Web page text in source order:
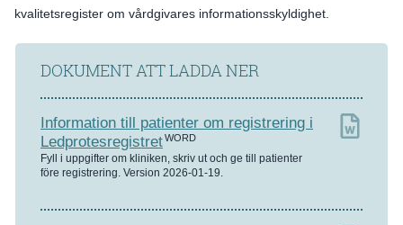
kvalitetsregister om vårdgivares informationsskyldighet.
DOKUMENT ATT LADDA NER
Information till patienter om registrering i
LedprotesregistretWORD
Fyll i uppgifter om kliniken, skriv ut och ge till patienter
före registrering. Version 2026-01-19.